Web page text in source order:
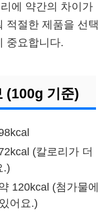
에 약간의 차이가
적절한 제품을 선택
중요합니다.
(100g 기준)
(칼로리가 더
.)
120kcal (첨가물에
어요.)